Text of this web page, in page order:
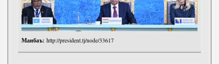
Манбаъ: http://president.tj/node/33617